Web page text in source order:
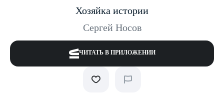
Хозяйка истории
Сергей Носов
ЧИТАТЬ В ПРИЛОЖЕНИИ